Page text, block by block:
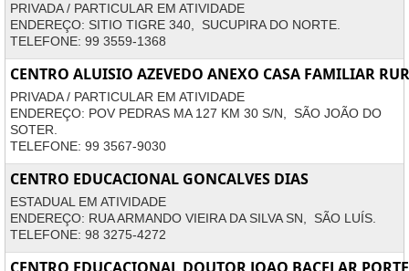
PRIVADA / PARTICULAR EM ATIVIDADE
ENDEREÇO: SITIO TIGRE 340, SUCUPIRA DO NORTE.
TELEFONE: 99 3559-1368
CENTRO ALUISIO AZEVEDO ANEXO CASA FAMILIAR
PRIVADA / PARTICULAR EM ATIVIDADE
ENDEREÇO: POV PEDRAS MA 127 KM 30 S/N, SÃO JOÃO DO
SOTER.
TELEFONE: 99 3567-9030
CENTRO EDUCACIONAL GONCALVES DIAS
ESTADUAL EM ATIVIDADE
ENDEREÇO: RUA ARMANDO VIEIRA DA SILVA SN, SÃO LUÍS.
TELEFONE: 98 3275-4272